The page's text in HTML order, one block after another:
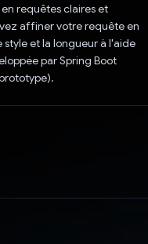
requêtes claires et
affiner votre requête en
et la longueur à l'aide
par Spring Boot